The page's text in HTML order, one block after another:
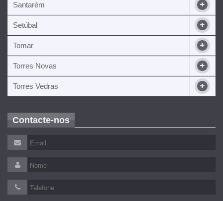
Santarém
Setúbal
Tomar
Torres Novas
Torres Vedras
Contacte-nos